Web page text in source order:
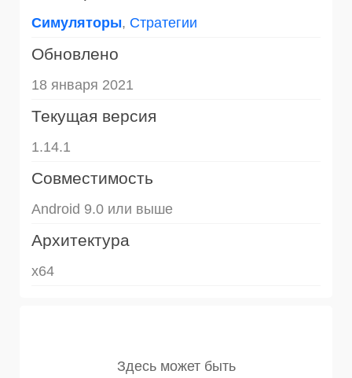
Симуляторы, Стратегии
Обновлено
18 января 2021
Текущая версия
1.14.1
Совместимость
Android 9.0 или выше
Архитектура
x64